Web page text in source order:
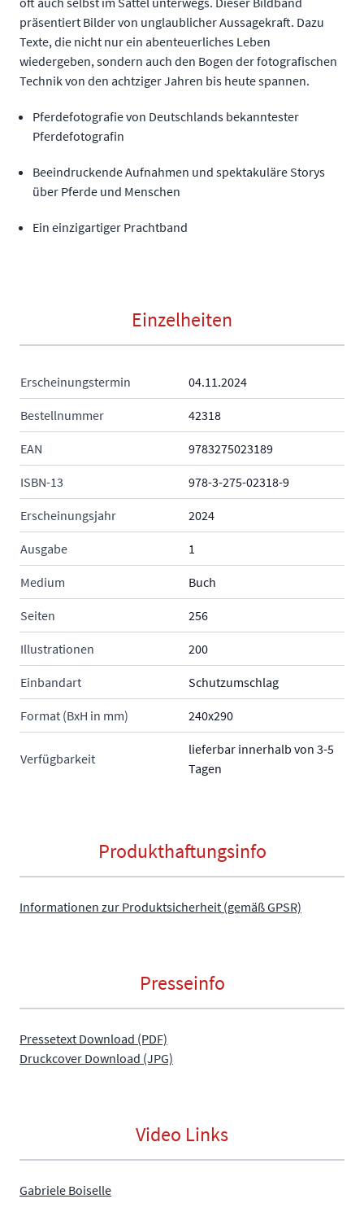
präsentiert Bilder von unglaublicher Aussagekraft. Dazu
Texte, die nicht nur ein abenteuerliches Leben
wiedergeben, sondern auch den Bogen der fotografischen
Technik von den achtziger Jahren bis heute spannen.
Pferdefotografie von Deutschlands bekanntester
Pferdefotografin
Beeindruckende Aufnahmen und spektakuläre Storys
über Pferde und Menschen
Ein einzigartiger Prachtband
Einzelheiten
Erscheinungstermin 04.11.2024
Bestellnummer 42318
EAN 9783275023189
ISBN-13 978-3-275-02318-9
Erscheinungsjahr 2024
Ausgabe 1
Medium Buch
Seiten 256
Illustrationen 200
Einbandart Schutzumschlag
Format (BxH in mm) 240x290
Verfügbarkeit
lieferbar innerhalb von 3-5
Tagen
Produkthaftungsinfo
Informationen zur Produktsicherheit (gemäß GPSR)
Presseinfo
Pressetext Download (PDF)
Druckcover Download (JPG)
Video Links
Gabriele Boiselle